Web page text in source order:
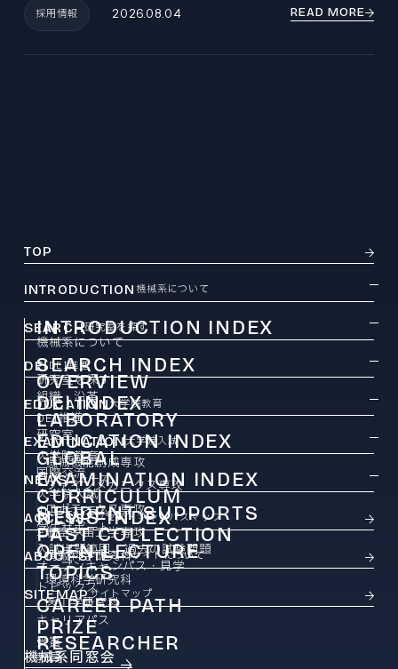
採用情報 2026.08.04 READ MORE
TOP
INTRODUCTION 機械系について
INTRODUCTION INDEX
機械系について
OVERVIEW
組織・沿革
SEARCH研究室を探す
SEARCH INDEX
研究室を探す
LABORATORY
研究室
機械機能創成専攻
ファインメカニクス専攻
ロボティクス専攻
航空宇宙工学専攻
情報科学研究科
環境科学研究科
医工学研究科
RESEARCHER
教員
DEIDEI推進
DEI INDEX
DEI推進
GLOBAL
国際交流
STUDENT SUPPORTS
学生サポート
EDUCATION大学院教育
EDUCATION INDEX
大学院教育
CURRICULUM
カリキュラム
OPEN LECTURE
オープンキャンパス・見学
CAREER PATH
キャリアパス
EXAMINATION大学院入試
EXAMINATION INDEX
大学院入試
PAST COLLECTION
入試出題範囲・過去の試験問題
NEWSニュース
NEWS INDEX
ニュース
TOPICS
トピックス
PRIZE
受賞
ACCESSアクセス・キャンパスマップ
ABOUT SITEこのサイトについて
SITEMAPサイトマップ
機械系同窓会